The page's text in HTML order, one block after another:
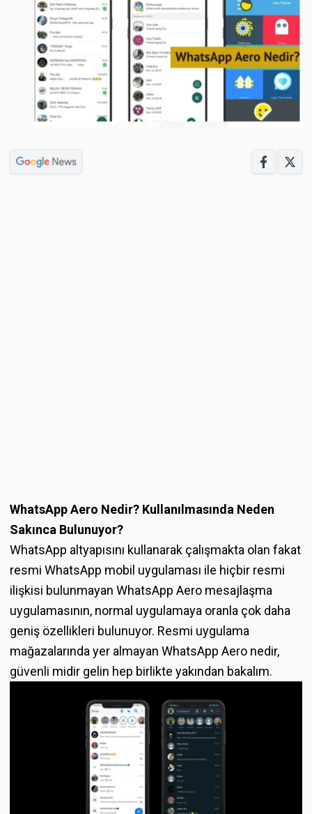
WhatsApp Aero Nedir? Kullanılmasında Neden
Sakınca Bulunuyor?
WhatsApp altyapısını kullanarak çalışmakta olan fakat
resmi WhatsApp mobil uygulaması ile hiçbir resmi
ilişkisi bulunmayan WhatsApp Aero mesajlaşma
uygulamasının, normal uygulamaya oranla çok daha
geniş özellikleri bulunuyor. Resmi uygulama
mağazalarında yer almayan WhatsApp Aero nedir,
güvenli midir gelin hep birlikte yakından bakalım.